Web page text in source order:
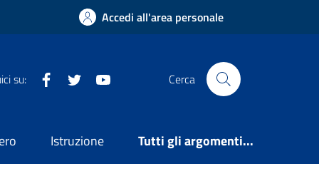
Accedi all'area personale
su: FacebookTwitter Cerca
Istruzione Tutti gli argomenti...